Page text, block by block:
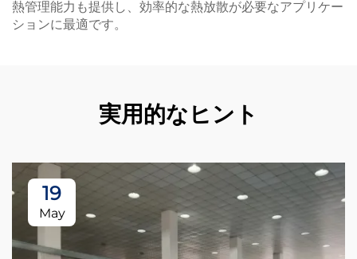
熱管理能力も提供し、効率的な熱放散が必要なアプリケー
ションに最適です。
実用的なヒント
19
May